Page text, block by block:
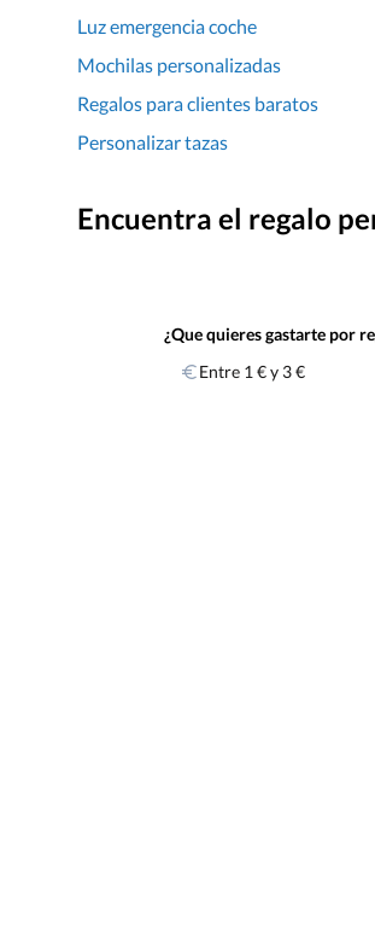
Luz emergencia coche
Mochilas personalizadas
Regalos para clientes baratos
Personalizar tazas
Encuentra el regalo
¿Que quieres gastarte por
Entre 1 € y 3 €